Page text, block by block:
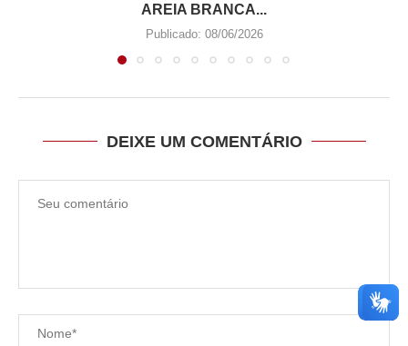
AREIA BRANCA...
Publicado: 08/06/2026
DEIXE UM COMENTÁRIO